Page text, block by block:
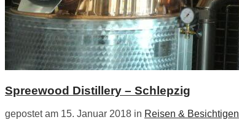
Spreewood Distillery – Schlepzig
gepostet am 15. Januar 2018 in Reisen & Besichtigen